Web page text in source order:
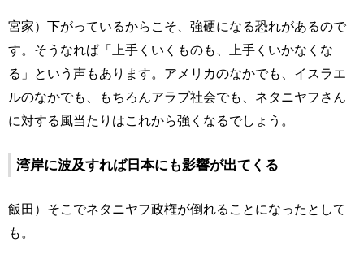
宮家）下がっているからこそ、強硬になる恐れがあるので
す。そうなれば「上手くいくものも、上手くいかなくな
る」という声もあります。アメリカのなかでも、イスラエ
ルのなかでも、もちろんアラブ社会でも、ネタニヤフさん
に対する風当たりはこれから強くなるでしょう。
湾岸に波及すれば日本にも影響が出てくる
飯田）そこでネタニヤフ政権が倒れることになったとして
も。